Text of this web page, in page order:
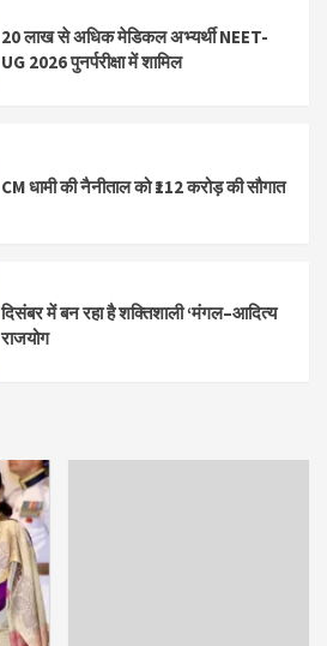
20 लाख से अधिक मेडिकल अभ्यर्थी NEET-
UG 2026 पुनर्परीक्षा में शामिल
CM धामी की नैनीताल को ₹112 करोड़ की सौगात
दिसंबर में बन रहा है शक्तिशाली ‘मंगल–आदित्य
राजयोग